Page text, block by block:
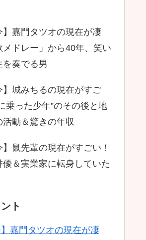
】嘉門タツオの現在が凄
メドレー」から40年、笑い
を奏でる男
】城みちるの現在がすご
乗った少年”のその後と地
活動＆驚きの年収
】鼠先輩の現在がすごい！
＆実業家に転身していた
ト
】嘉門タツオの現在が凄